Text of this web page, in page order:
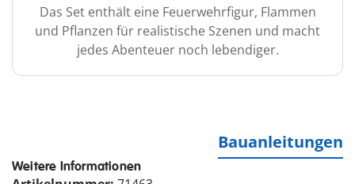
Das Set enthält eine Feuerwehrfigur, Flammen
und Pflanzen für realistische Szenen und macht
jedes Abenteuer noch lebendiger.
Bauanleitungen
Weitere Informationen